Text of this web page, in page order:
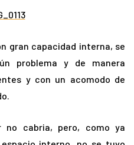
gran capacidad interna, se
problema y de manera
y con un acomodo de
no cabria, pero, como ya